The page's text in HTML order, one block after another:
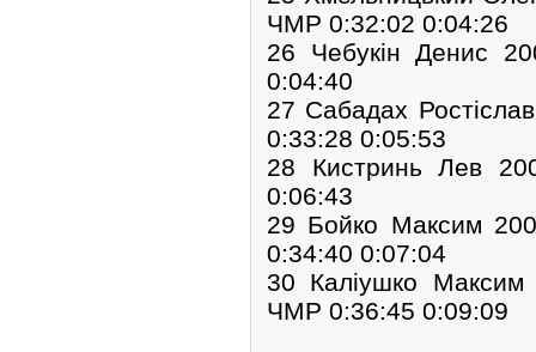
ЧМР 0:32:02 0:04:26
26 Чебукін Денис
0:04:40
27 Сабадах
0:33:28 0:05:53
28 Кистринь Лев
0:06:43
29 Бойко Максим
0:34:40 0:07:04
30 Каліушко
ЧМР 0:36:45 0:09:09